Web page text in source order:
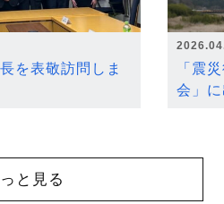
を表敬訪問しま
「震
会」
と見る